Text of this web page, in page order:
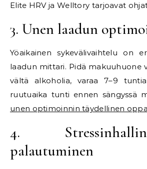
Elite HRV ja Welltory tarjoavat
3. Unen laadun
Yöaikainen sykevälivaihtelu on
laadun mittari. Pidä makuuhuone
vältä alkoholia, varaa 7–9
ruutuaika tunti ennen sängyssä
unen optimoinnin täydellinen
4.
palautuminen